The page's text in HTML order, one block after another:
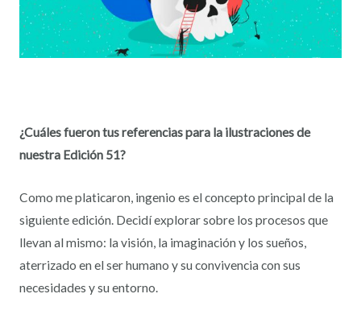
¿Cuáles fueron tus referencias para la ilustraciones de
nuestra Edición 51?
Como me platicaron, ingenio es el concepto principal de la
siguiente edición. Decidí explorar sobre los procesos que
llevan al mismo: la visión, la imaginación y los sueños,
aterrizado en el ser humano y su convivencia con sus
necesidades y su entorno.